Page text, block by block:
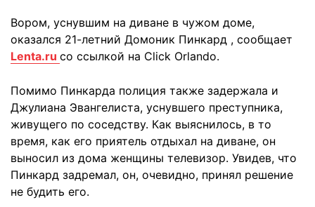
Вором, уснувшим на диване в чужом доме,
оказался 21-летний Домоник Пинкард , сообщает
Lenta.ru cо ссылкой на Click Orlando.
Помимо Пинкарда полиция также задержала и
Джулиана Эвангелиста, уснувшего преступника,
живущего по соседству. Как выяснилось, в то
время, как его приятель отдыхал на диване, он
выносил из дома женщины телевизор. Увидев, что
Пинкард задремал, он, очевидно, принял решение
не будить его.